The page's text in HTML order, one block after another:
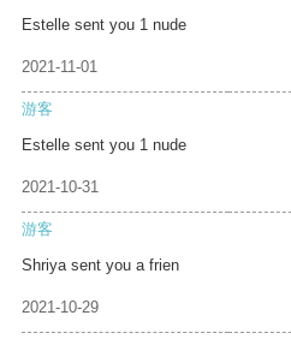
Estelle sent you 1 nude
2021-11-01
游客
Estelle sent you 1 nude
2021-10-31
游客
Shriya sent you a frien
2021-10-29